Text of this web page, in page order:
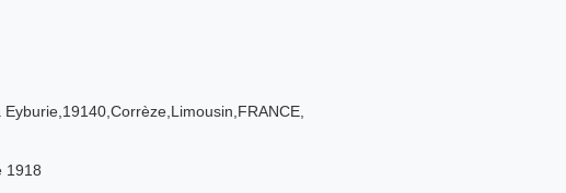
1918